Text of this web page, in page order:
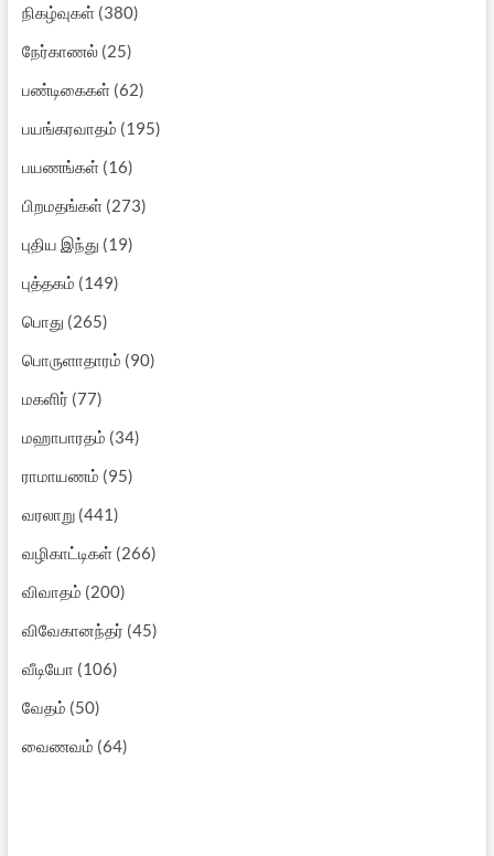
நிகழ்வுகள்(380)
நேர்காணல்(25)
பண்டிகைகள்(62)
பயங்கரவாதம் (195)
பயணங்கள்(16)
பிறமதங்கள்(273)
புதிய இந்து (19)
புத்தகம் (149)
பொது (265)
பொருளாதாரம் (90)
மகளிர் (77)
மஹாபாரதம் (34)
ராமாயணம் (95)
வரலாறு(441)
வழிகாட்டிகள்(266)
விவாதம் (200)
விவேகானந்தர் (45)
வீடியோ (106)
வேதம் (50)
வைணவம் (64)